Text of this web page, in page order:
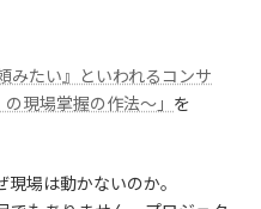
みたい』といわれるコンサ
現場掌握の作法～」 を
場は動かないのか。